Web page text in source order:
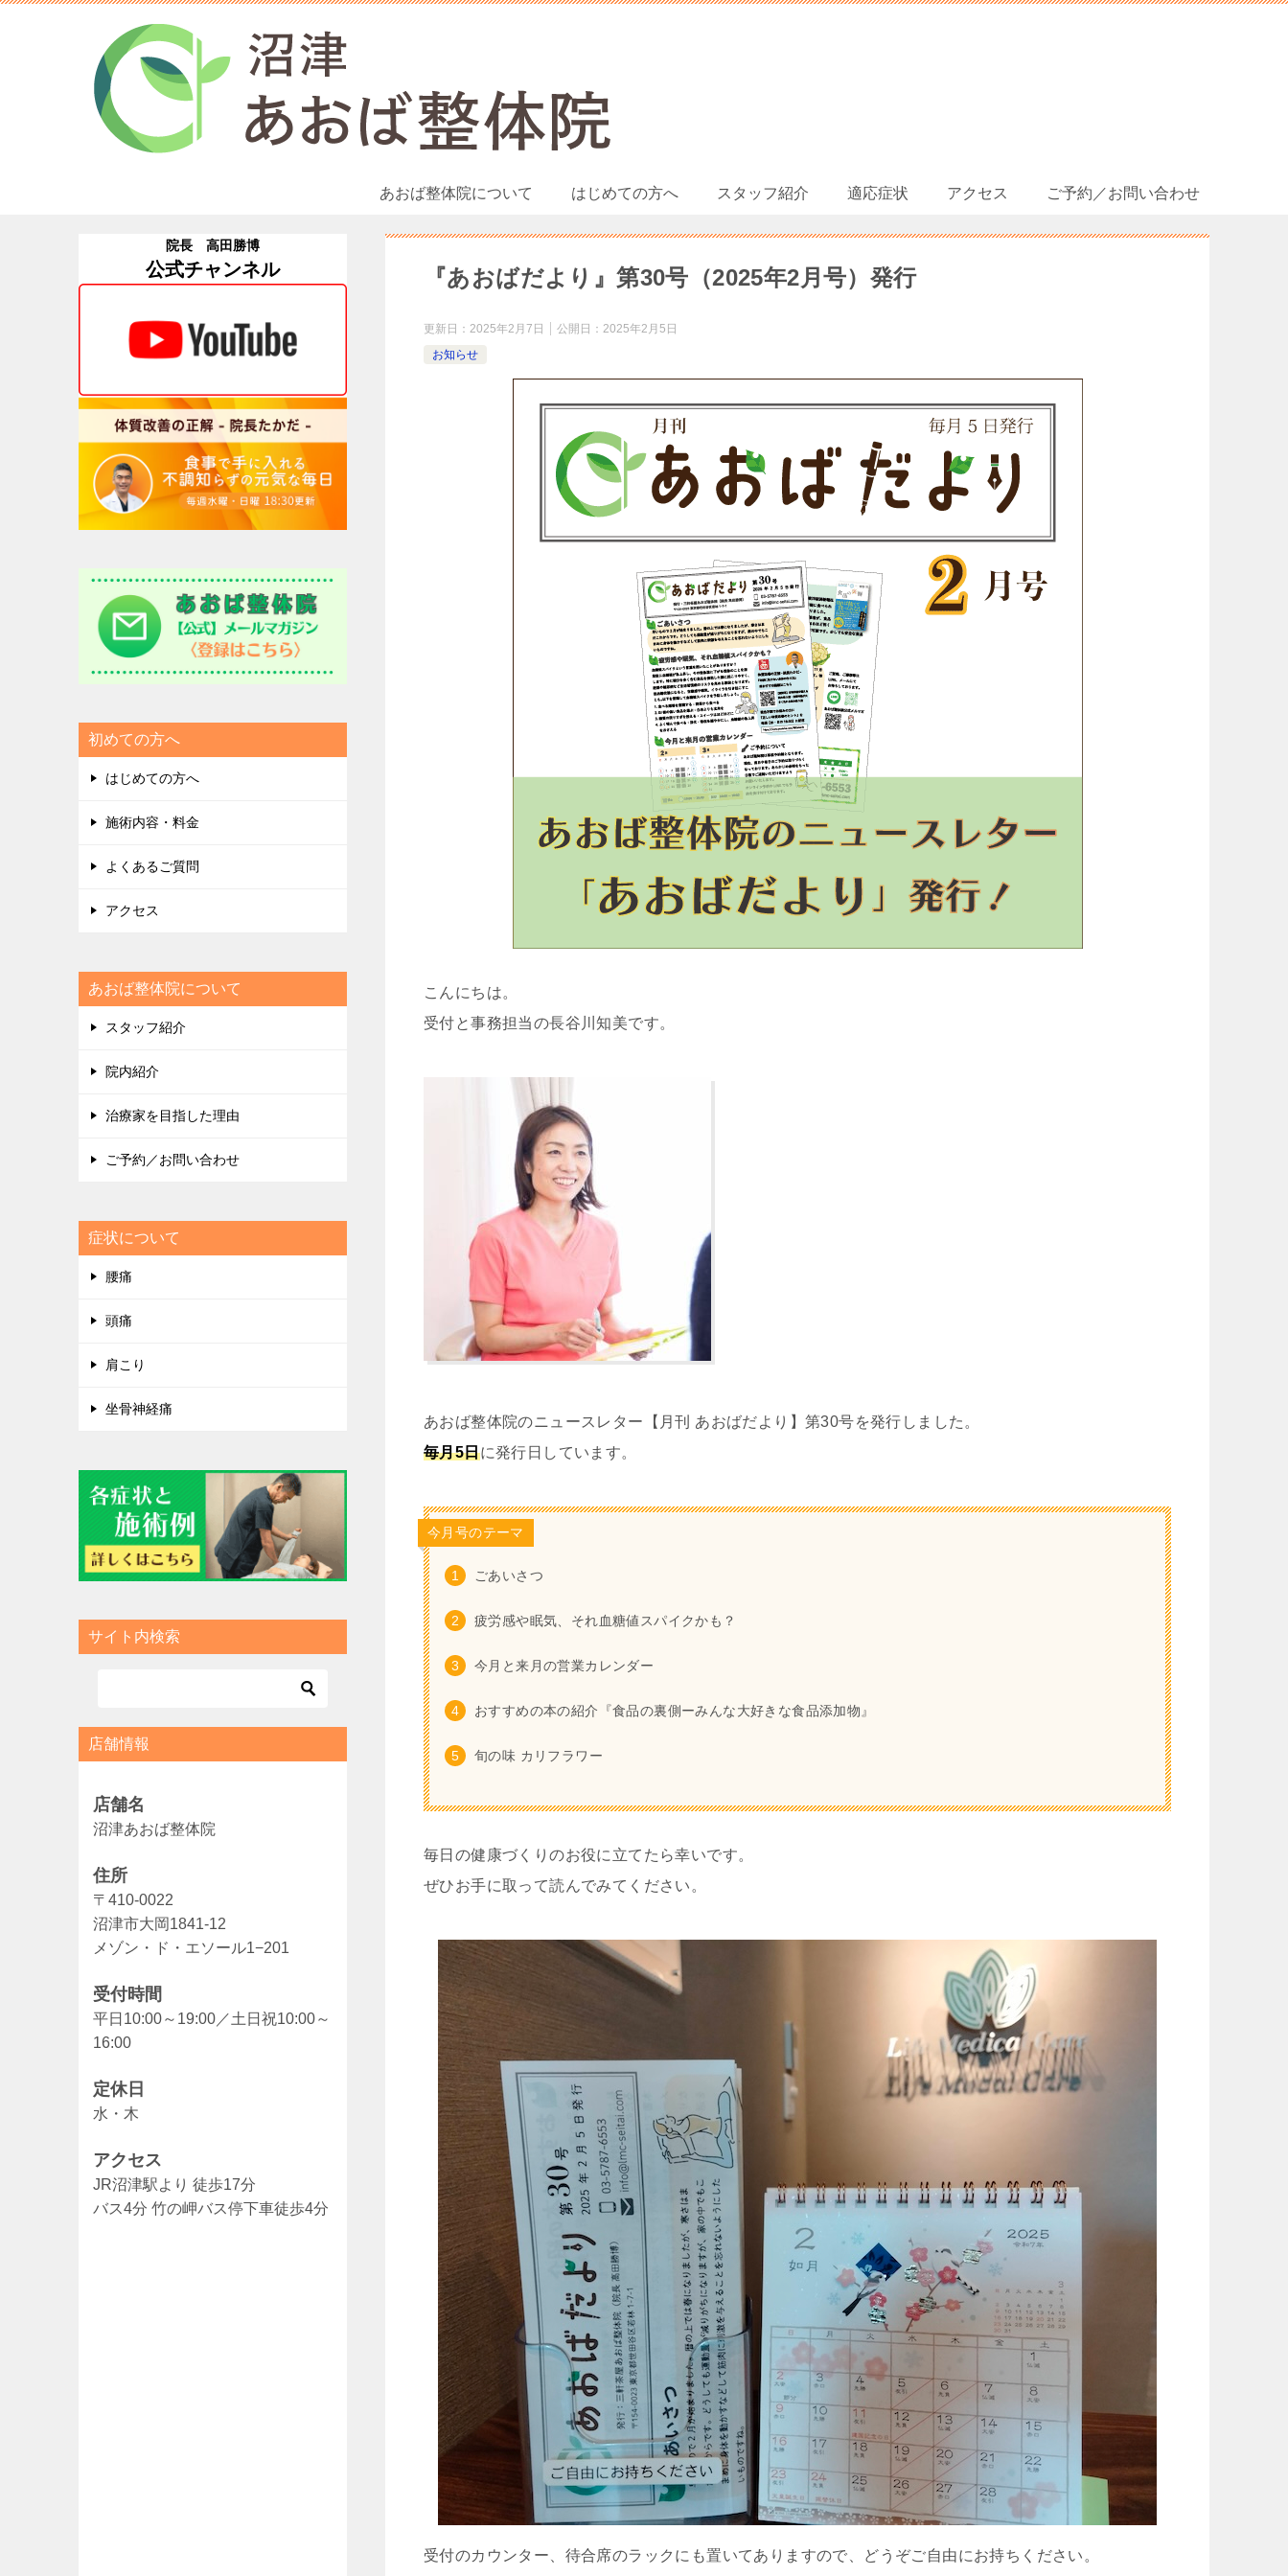
あおば整体院について はじめての方へ スタッフ紹介 適応症状 アクセス ご予約／お問い合わせ
『あおばだより』第30号（2025年2月号）発行
更新日： 2025年2月7日 公開日： 2025年2月5日
お知らせ
こんにちは。
受付と事務担当の長谷川知美です。
あおば整体院のニュースレター【月刊 あおばだより】第30号を発行しました。
毎月5日に発行日しています。
今月号のテーマ
ごあいさつ
疲労感や眠気、それ血糖値スパイクかも？
今月と来月の営業カレンダー
おすすめの本の紹介『食品の裏側ーみんな大好きな食品添加物』
旬の味 カリフラワー
毎日の健康づくりのお役に立てたら幸いです。
ぜひお手に取って読んでみてください。
受付のカウンター、待合席のラックにも置いてありますので、どうぞご自由にお持ちください。
院長 高田勝博
公式チャンネル
初めての方へ
はじめての方へ
施術内容・料金
よくあるご質問
アクセス
あおば整体院について
スタッフ紹介
院内紹介
治療家を目指した理由
ご予約／お問い合わせ
症状について
腰痛
頭痛
肩こり
坐骨神経痛
サイト内検索
店舗情報
店舗名
沼津あおば整体院
住所
〒410-0022
沼津市大岡1841-12
メゾン・ド・エソール1−201
受付時間
平日10:00～19:00／土日祝10:00～
16:00
定休日
水・木
アクセス
JR沼津駅より 徒歩17分
バス4分 竹の岬バス停下車徒歩4分